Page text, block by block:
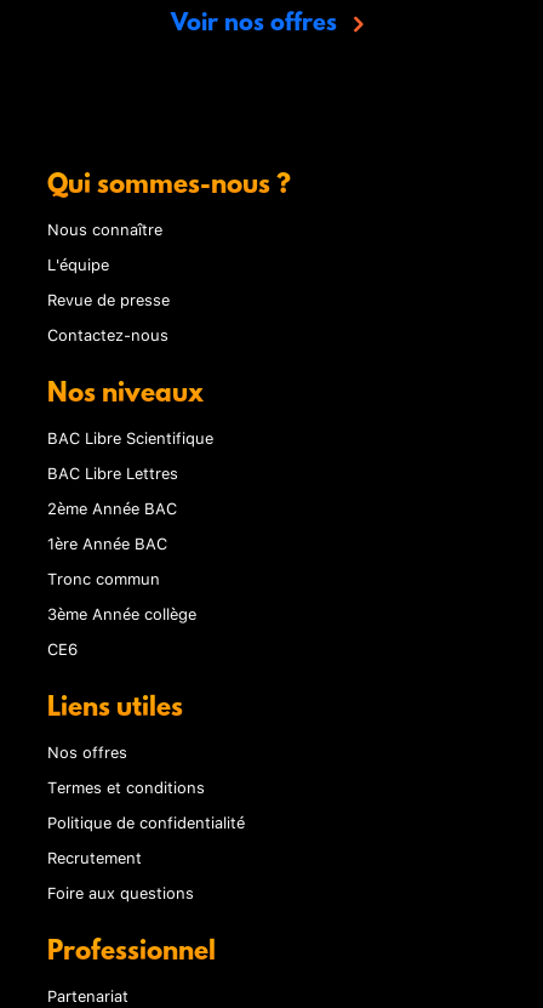
Voir nos offres
Qui sommes-nous ?
Nous connaître
L'équipe
Revue de presse
Contactez-nous
Nos niveaux
BAC Libre Scientifique
BAC Libre Lettres
2ème Année BAC
1ère Année BAC
Tronc commun
3ème Année collège
CE6
Liens utiles
Nos offres
Termes et conditions
Politique de confidentialité
Recrutement
Foire aux questions
Professionnel
Partenariat